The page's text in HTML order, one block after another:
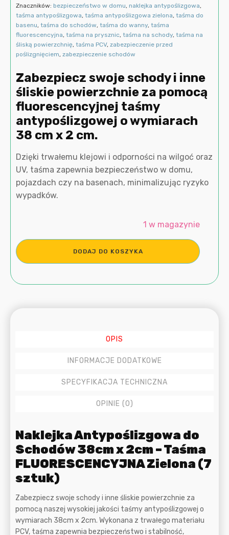
Znaczników: bezpieczeństwo w domu, naklejka antypoślizgowa,
taśma antypoślizgowa, taśma antypoślizgowa zielona, taśma do
basenu, taśma do schodów, taśma do wanny, taśma
fluorescencyjna, taśma na prysznic, taśma na schody, taśma na
śliską powierzchnię, taśma PCV, zabezpieczenie przed
poślizgnięciem, zabezpieczenie schodów
Zabezpiecz swoje schody i inne
śliskie powierzchnie za pomocą
fluorescencyjnej taśmy
antypoślizgowej o wymiarach
38 cm x 2 cm.
Dzięki trwałemu klejowi i odporności na wilgoć oraz
UV, taśma zapewnia bezpieczeństwo w domu,
pojazdach czy na basenach, minimalizując ryzyko
wypadków.
1 w magazynie
ilość
Naklejka
38cm
FLUORESCENCYJNE
DODAJ DO KOSZYKA
OPIS
INFORMACJE DODATKOWE
SPECYFIKACJA TECHNICZNA
OPINIE (0)
Naklejka Antypoślizgowa do
Schodów 38cm x 2cm – Taśma
FLUORESCENCYJNA Zielona (7
sztuk)
Zabezpiecz swoje schody i inne śliskie powierzchnie za
pomocą naszej wysokiej jakości taśmy antypoślizgowej o
wymiarach 38cm x 2cm. Wykonana z trwałego materiału
PCV, taśma zapewnia bezpieczeństwo i stabilność,